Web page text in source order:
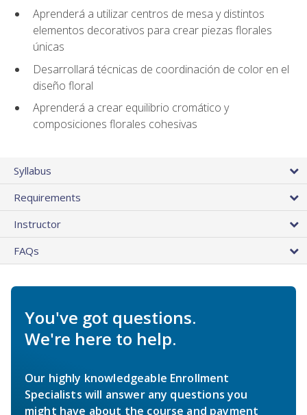
Aprenderá a utilizar centros de mesa y distintos
elementos decorativos para crear piezas florales
únicas
Desarrollará técnicas de coordinación de color en el
diseño floral
Aprenderá a crear equilibrio cromático y
composiciones florales cohesivas
Syllabus
Requirements
Instructor
FAQs
You've got questions.
We're here to help.
Our highly knowledgeable Enrollment
Specialists will answer any questions you
might have about the course and payment